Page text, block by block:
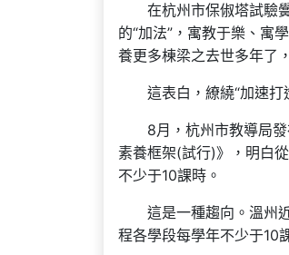
在杭州市保俶塔試驗
的“加法”，寓教于樂、寓
養更多棟梁之去世多年了
這表白，繚繞“加速
8月，杭州市教導局
素養框架(試行)》，明白
不少于10課時。
這是一種趨向。溫州
程各學段每學年不少于10